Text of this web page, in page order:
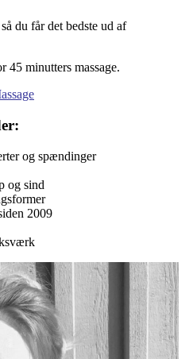
du får det bedste ud af
45 minutters massage.
og spændinger
og sind
2009